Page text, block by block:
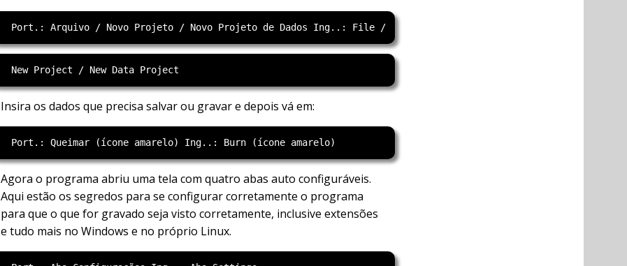
Insira os dados que precisa salvar ou gravar e depois vá em:
Agora o programa abriu uma tela com quatro abas auto configuráveis.
Aqui estão os segredos para se configurar corretamente o programa
para que o que for gravado seja visto corretamente, inclusive extensões
e tudo mais no Windows e no próprio Linux.